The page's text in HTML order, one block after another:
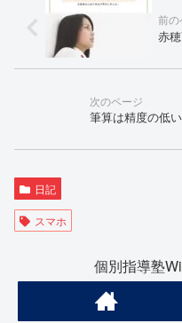
赤
筆算は精度の低
日記
スマホ
個別指導塾